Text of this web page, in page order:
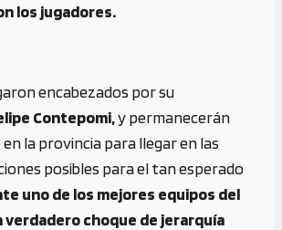
los jugadores.
encabezados por su
Contepomi,y permanecerán
la provincia para llegar en las
posibles para el tan esperado
uno de los mejores equipos del
verdadero choque de jerarquía